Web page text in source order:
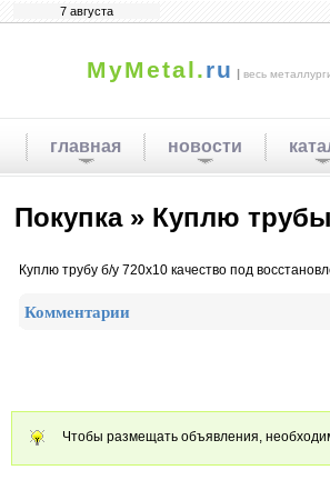
7 августа
MyMetal.ru | весь
главная новости
Покупка » Куплю
Куплю трубу б/у 720x10 качество под
Комментарии
Чтобы размещать объявления,